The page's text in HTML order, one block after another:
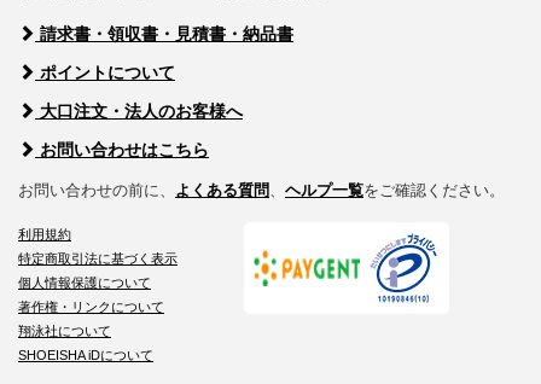
請求書・領収書・見積書・納品書
ポイントについて
大口注文・法人のお客様へ
お問い合わせはこちら
お問い合わせの前に、 よくある質問 ヘルプ一覧をご確認ください。
利用規約
特定商取引法に基づく表示
個人情報保護について
著作権・リンクについて
翔泳社について
SHOEISHA iDについて